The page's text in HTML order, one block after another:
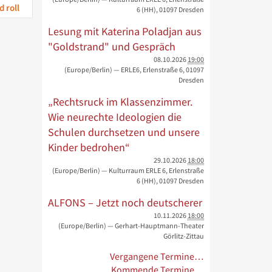
roll
6 (HH), 01097 Dresden
Lesung mit Katerina Poladjan aus
"Goldstrand" und Gespräch
08.10.2026 19:00
(Europe/Berlin) — ERLE6, Erlenstraße 6, 01097
Dresden
„Rechtsruck im Klassenzimmer.
Wie neurechte Ideologien die
Schulen durchsetzen und unsere
Kinder bedrohen“
29.10.2026 18:00
(Europe/Berlin) — Kulturraum ERLE 6, Erlenstraße
6 (HH), 01097 Dresden
ALFONS – Jetzt noch deutscherer
10.11.2026 18:00
(Europe/Berlin) — Gerhart-Hauptmann-Theater
Görlitz-Zittau
Vergangene Termine…